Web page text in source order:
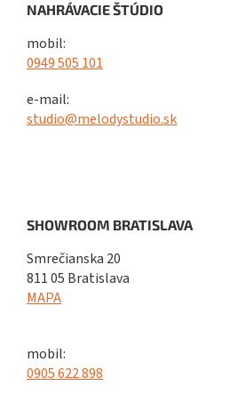
NAHRÁVACIE ŠTÚDIO
mobil:
0949 505 101
e-mail:
studio@melodystudio.sk
SHOWROOM BRATISLAVA
Smrečianska 20
811 05 Bratislava
MAPA
mobil:
0905 622 898